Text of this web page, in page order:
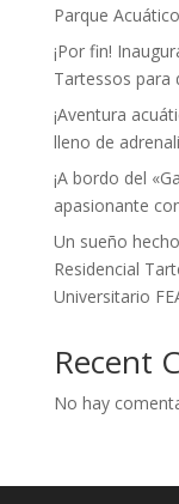
Parque
¡Por fin!
Tartessos para
¡Aventura
lleno de
¡A bordo del
apasionante
Un sueño
Residencial
Universitario
Recent
No hay